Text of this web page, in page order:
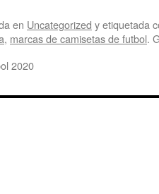
en Uncategorized y etiquetada
, marcas de camisetas de futbol.
2020